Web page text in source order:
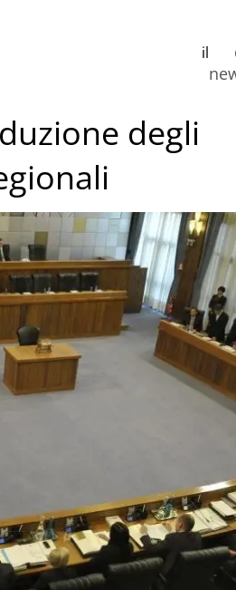
il
degli